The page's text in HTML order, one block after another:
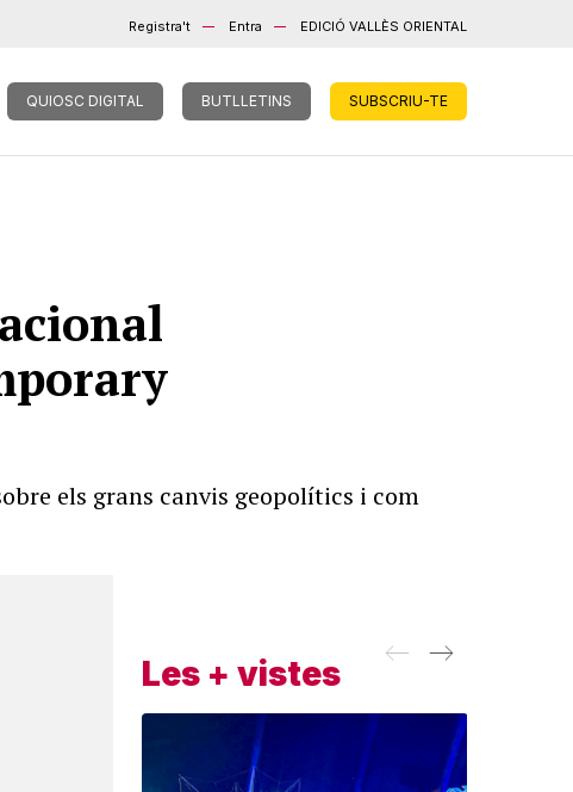
Registra't Entra EDICIÓ VALLÈS ORIENTAL
QUIOSC DIGITAL BUTLLETINS SUBSCRIU-TE
els grans canvis geopolítics i com
Les + vistes